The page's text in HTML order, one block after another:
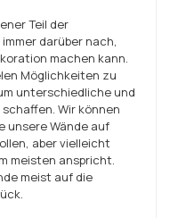
Teil der
darüber nach,
machen kann.
Möglichkeiten zu
unterschiedliche und
Wir können
unsere Wände auf
aber vielleicht
meisten anspricht.
meist auf die